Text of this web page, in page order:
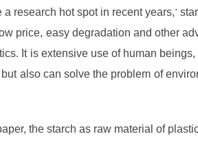
a research hot spot in recent years,.
price, easy degradation and other
It is extensive use of human
also can solve the problem of
the starch as raw material of